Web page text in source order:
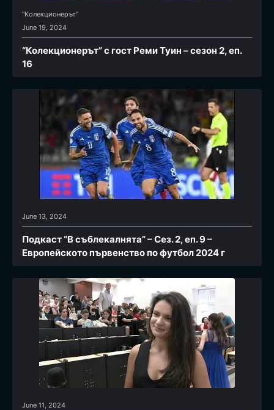
"Колекционерът"
June 19, 2024
“Колекционерът” с гост Реми Туин – сезон 2, еп.
16
June 13, 2024
Подкаст “В съблекалнята” – Сез. 2, еп. 9 –
Европейското първенство по футбол 2024 г
June 11, 2024